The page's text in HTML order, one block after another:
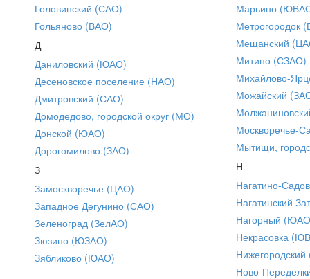
Головинский (САО)
Гольяново (ВАО)
Д
Даниловский (ЮАО)
Десеновское поселение (НАО)
Дмитровский (САО)
Домодедово, городской округ (МО)
Донской (ЮАО)
Дорогомилово (ЗАО)
З
Замоскворечье (ЦАО)
Западное Дегунино (САО)
Зеленоград (ЗелАО)
Зюзино (ЮЗАО)
Зябликово (ЮАО)
Марьино
Метрогородок
Мещанский
Митино (СЗАО)
Михайлово-
Можайский
Москворечье-
Мытищи,
Н
Нагатино-
Нагатинский
Нагорный
Некрасовка
Ново-